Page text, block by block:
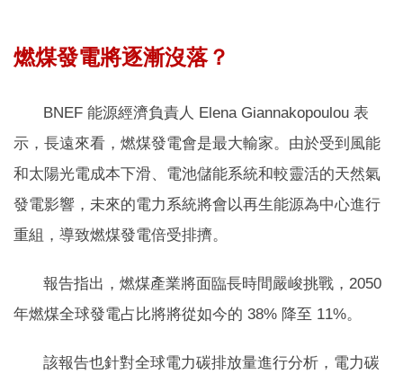
燃煤發電將逐漸沒落？
BNEF 能源經濟負責人 Elena Giannakopoulou 表
示，長遠來看，燃煤發電會是最大輸家。由於受到風能
和太陽光電成本下滑、電池儲能系統和較靈活的天然氣
發電影響，未來的電力系統將會以再生能源為中心進行
重組，導致燃煤發電倍受排擠。
報告指出，燃煤產業將面臨長時間嚴峻挑戰，2050
年燃煤全球發電占比將將從如今的 38% 降至 11%。
該報告也針對全球電力碳排放量進行分析，電力碳